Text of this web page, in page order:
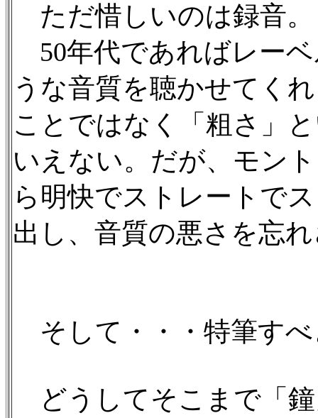
ただ惜しいのは録音。
50年代であればレー
うな音質を聴かせてく
ことではなく「粗さ」
いえない。だが、モン
ら明快でストレートで
出し、音質の悪さを忘
そして・・・特筆すべ
どうしてそこまで「